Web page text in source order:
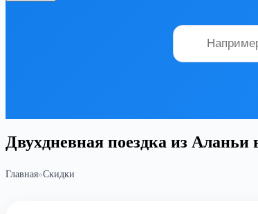
Двухдневная поездка из
Главная»Скидки